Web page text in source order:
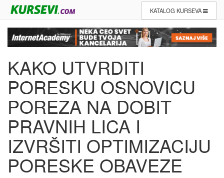
KATALOG KURSEVA
KAKO UTVRDITI
PORESKU OSNOVICU
POREZA NA DOBIT
PRAVNIH LICA I
IZVRŠITI OPTIMIZACIJU
PORESKE OBAVEZE